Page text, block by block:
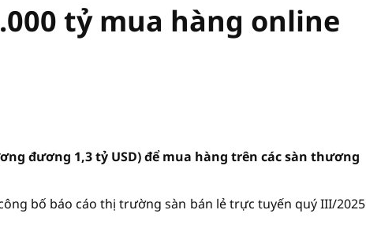
tỷ mua hàng online
đương 1,3 tỷ USD) để mua hàng trên các sàn thương
bố báo cáo thị trường sàn bán lẻ trực tuyến quý III/2025